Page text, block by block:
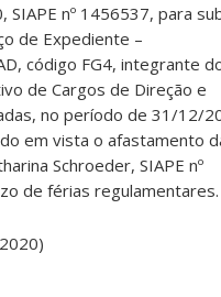
SIAPE nº 1456537, para
de Expediente –
código FG4, integrante
de Cargos de Direção e
no período de 31/12/
em vista o afastamento
Schroeder, SIAPE nº
de férias regulamentares.